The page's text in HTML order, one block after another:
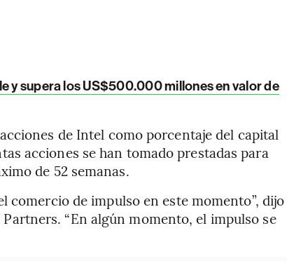
y supera los US$500.000 millones en valor de
de Intel como porcentaje del capital
acciones se han tomado prestadas para
de 52 semanas.
comercio de impulso en este momento”, dijo
“En algún momento, el impulso se